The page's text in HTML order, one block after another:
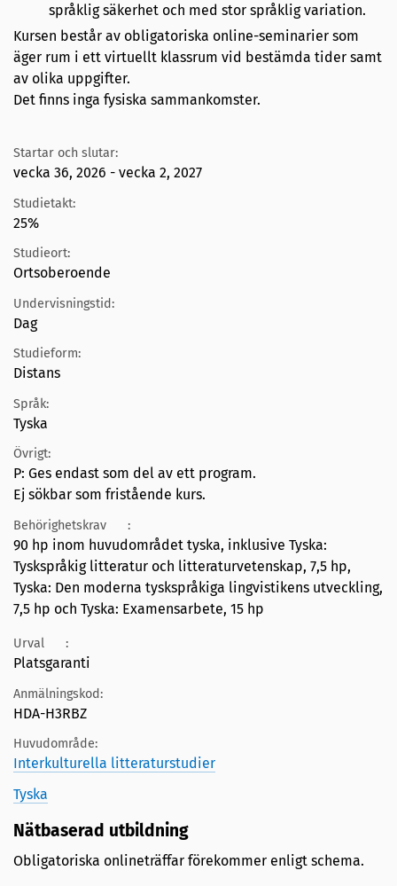
språklig säkerhet och med stor språklig variation.
Kursen består av obligatoriska online-seminarier som
äger rum i ett virtuellt klassrum vid bestämda tider samt
av olika uppgifter.
Det finns inga fysiska sammankomster.
Startar och slutar:
vecka 36, 2026 - vecka 2, 2027
Studietakt:
25%
Studieort:
Ortsoberoende
Undervisningstid:
Dag
Studieform:
Distans
Språk:
Tyska
Övrigt:
P: Ges endast som del av ett program.
Ej sökbar som fristående kurs.
Behörighetskrav :
90 hp inom huvudområdet tyska, inklusive Tyska:
Tyskspråkig litteratur och litteraturvetenskap, 7,5 hp,
Tyska: Den moderna tyskspråkiga lingvistikens utveckling,
7,5 hp och Tyska: Examensarbete, 15 hp
Urval :
Platsgaranti
Anmälningskod:
HDA-H3RBZ
Huvudområde:
Interkulturella litteraturstudier
Tyska
Nätbaserad utbildning
Obligatoriska onlineträffar förekommer enligt schema.